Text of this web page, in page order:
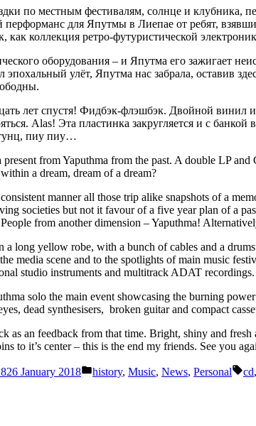
по местным фестивалям, солнце и клубника,
для Япутмы в Лиепае от ребят,
как коллекция ретро-футуристической
оборудования – и Япутма его зажигает
улёт, Япутма нас забрала, оставив
лет спустя! Фидбэк-флэшбэк. Двойной
Alas! Эта пластинка закругляется и с
пиу пиу…
from Yaputhma from the past. A double LP
a dream, dream of a dream?
manner all those trip alike snapshots of a
societies but not it favour of a five year plan of a
from another dimension – Yaputhma!
a long yellow robe, with a bunch of cables and a
media scene and to the spotlights of main music
studio instruments and multitrack ADAT
solo the main event showcasing the burning
dead synthesisers, broken guitar and compact
as an feedback from that time. Bright, shiny and
to it’s center – this is the end my friends. See you
26 January 2018
Posted
history, Music, News, Personal cd,